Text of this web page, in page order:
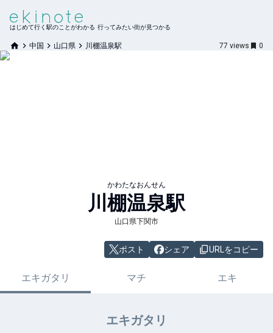
はじめて行く駅のことがわかる 行ってみたい街が見つかる
中国 山口県 川棚温泉駅 77 views 0
かわたなおんせん
川棚温泉駅
山口県下関市
ポスト シェア URLをコピー
エキガタリ マチ エキ
エキガタリ